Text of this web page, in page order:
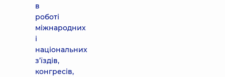
в
роботі
міжнародних
і
національних
з’їздів,
конгресів,